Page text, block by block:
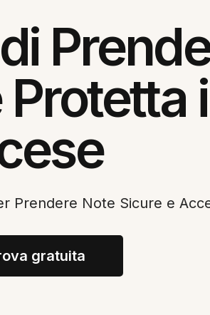
Protetta
Prendere Note Sicure e
gratuita